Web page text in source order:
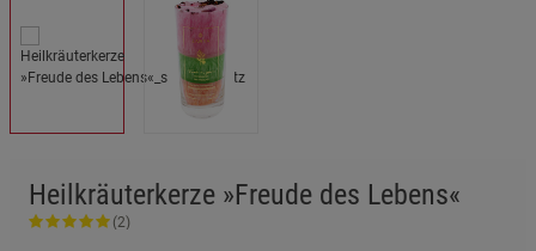
Heilkräuterkerze »Freude des Lebens«
(2)